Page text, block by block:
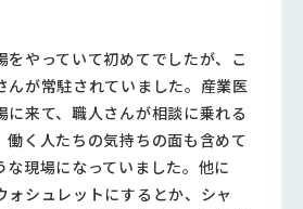
をやっていて初めてでしたが、こ
んが常駐されていました。産業医
に来て、職人さんが相談に乗れる
働く人たちの気持ちの面も含めて
な現場になっていました。他に
ォシュレットにするとか、シャ